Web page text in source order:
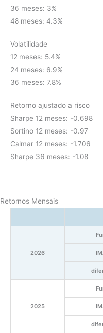
36 meses: 3%
48 meses: 4.3%
Volatilidade
12 meses: 5.4%
24 meses: 6.9%
36 meses: 7.8%
Retorno ajustado a risco
Sharpe 12 meses: -0.698
Sortino 12 meses: -0.97
Calmar 12 meses: -1.706
Sharpe 36 meses: -1.08
Retornos Mensais
2026
2025